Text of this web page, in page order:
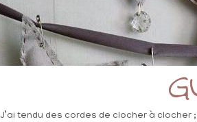
tendu des cordes de clocher à clocher